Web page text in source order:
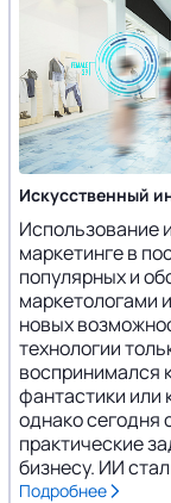
Искусственный
Использование
маркетинге в
популярных и
маркетологами
новых
технологии
воспринимался
фантастики или
однако
практические
бизнесу. ИИ
Подробнее